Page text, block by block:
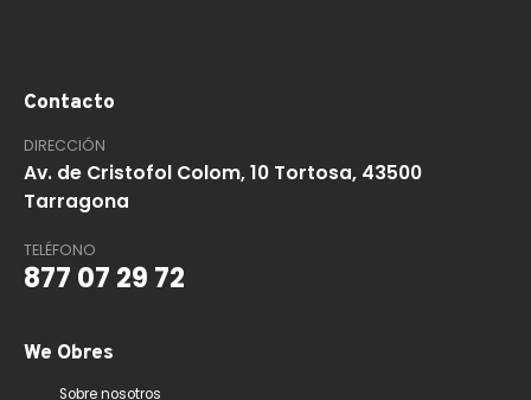
Contacto
DIRECCIÓN
Av. de Cristofol Colom, 10 Tortosa, 43500
Tarragona
TELÉFONO
877 07 29 72
We Obres
Sobre nosotros